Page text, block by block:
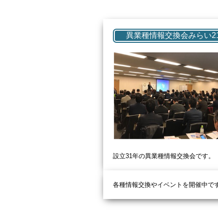
異業種情報交換会みらい
設立31年の異業種情報交換会です。
各種情報交換やイベントを開催中で